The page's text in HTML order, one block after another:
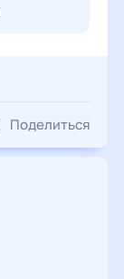
Поделиться